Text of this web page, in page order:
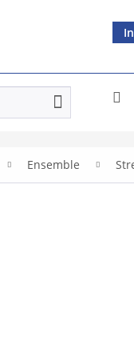
Ensemble